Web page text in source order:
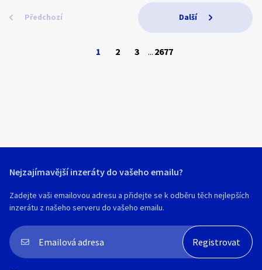
Předchozí
1 2 3 ... 2677
Další
Nejzajímavější inzeráty do vašeho emailu?
Zadejte vaši emailovou adresu a přidejte se k odběru těch nejlepších
inzerátu z našeho serveru do vašeho emailu.